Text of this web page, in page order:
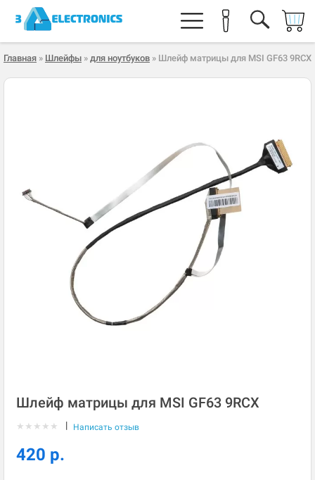
Главная » Шлейфы » для ноутбуков » Шлейф матрицы для MSI GF63 9RCX
Шлейф матрицы для MSI GF63 9RCX
★ ★ ★ ★ ★ | Написать отзыв
420 р.